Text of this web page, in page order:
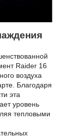
Raider 16
воздуха
Благодаря
эта
уровень
тепловыми